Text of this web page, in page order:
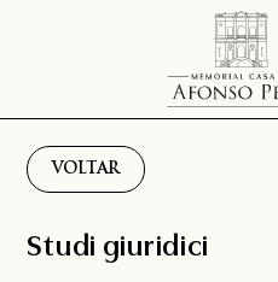
VOLTAR
Studi giuridici